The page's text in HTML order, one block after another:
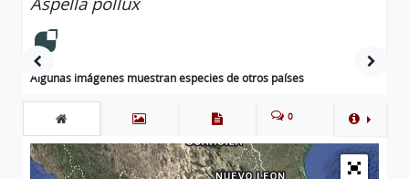
Algunas imágenes muestran especies de otros países
0